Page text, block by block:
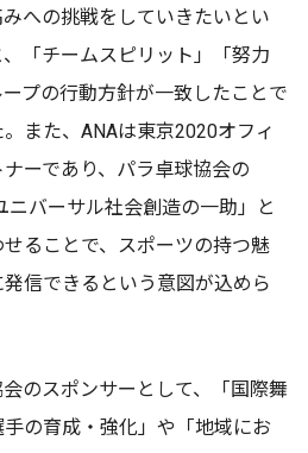
への挑戦をしていきたいとい
「チームスピリット」「努力
プの行動方針が一致したことで
また、ANAは東京2020オフィ
ーであり、パラ卓球協会の
ニバーサル社会創造の一助」と
ることで、スポーツの持つ魅
信できるという意図が込めら
のスポンサーとして、「国際舞
の育成・強化」や「地域にお